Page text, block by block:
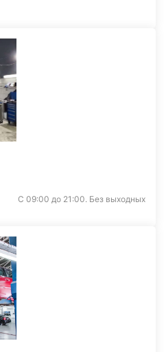
С 09:00 до 21:00. Без выходных